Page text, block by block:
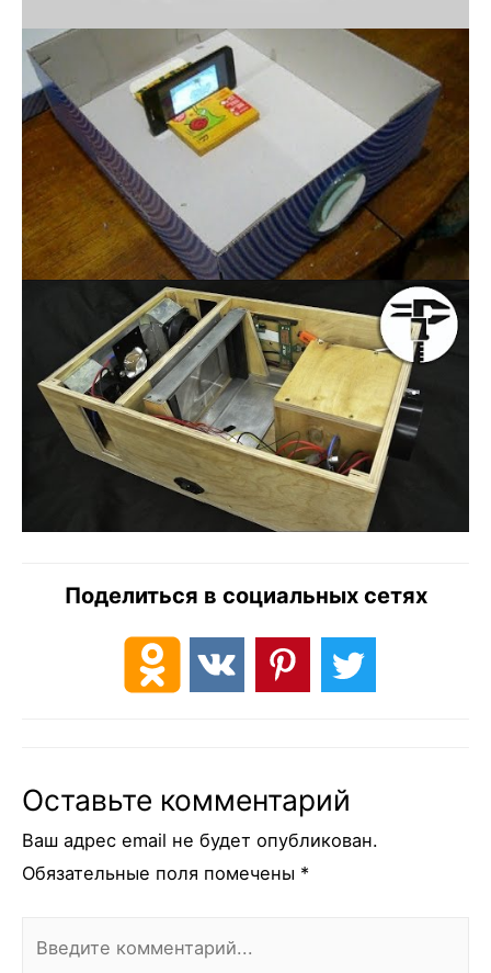
Поделиться в социальных сетях
Оставьте комментарий
Ваш адрес email не будет опубликован.
Обязательные поля помечены *
комментарий...